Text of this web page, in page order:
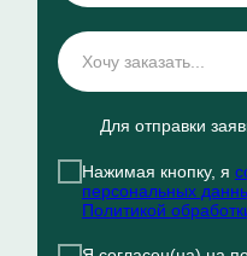
Для отправки
Нажимая кнопку, я
персональных
Политикой